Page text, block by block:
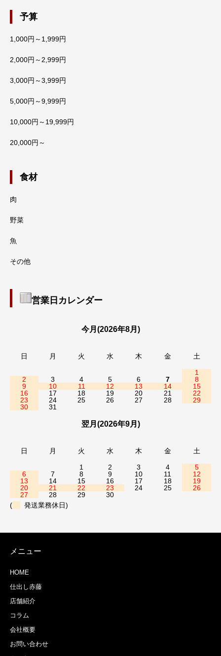
予算
1,000円～1,999円
2,000円～2,999円
3,000円～3,999円
5,000円～9,999円
10,000円～19,999円
20,000円～
食材
肉
野菜
魚
その他
営業日カレンダー
今月(2026年8月)
日 月 火 水 木 金 土
1
2
3 4 5 6 7
8
9
10 11 12 13 14
15
16
17 18 19 20 21
22
23
24 25 26 27 28
29
30
31
翌月(2026年9月)
日 月 火 水 木 金 土
1 2 3 4
5
6
7 8 9 10 11
12
13
14 15 16 17 18
19
20
21 22 23 24 25
26
27
28 29
30
(
発送業務休日)
メニュー
HOME
仕出し赤藤
店舗紹介
コラム
会社概要
お問い合わせ